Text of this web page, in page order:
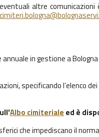
altre comunicazioni
in gestione a
specificando l’elenco
Albo cimiteriale ed è
che impediscano il